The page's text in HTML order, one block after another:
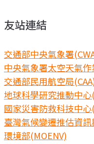
友站連結
交通部中央氣象署
中央氣象署太空天氣
交通部民用航空局
地球科學研究推動中心
國家災害防救科技中心
臺灣氣候變遷推估資
環境部(MOENV)